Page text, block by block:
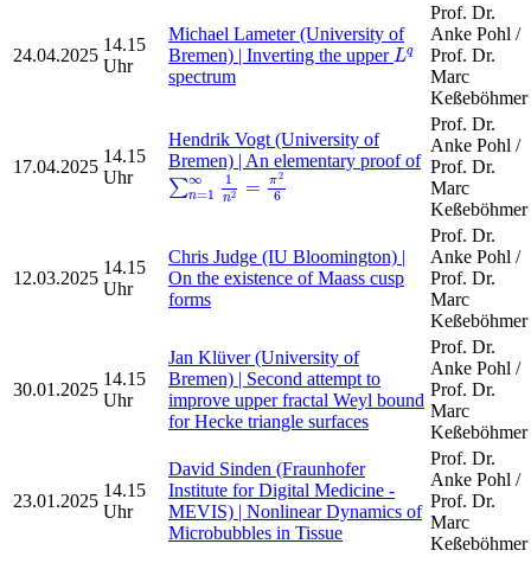
24.04.2025
14.15
Uhr
Michael Lameter (University of
Bremen) | Inverting the upperLq
Lq
spectrum
Prof. Dr.
Anke Pohl /
Prof. Dr.
Marc
Keßeböhmer
17.04.2025
14.15
Uhr
Hendrik Vogt (University of
Bremen) | An elementary proof of
∑∞
n=1
1
n2 = π2
6
∑n=1∞1n2=π26
Prof. Dr.
Anke Pohl /
Prof. Dr.
Marc
Keßeböhmer
12.03.2025
14.15
Uhr
Chris Judge (IU Bloomington) |
On the existence of Maass cusp
forms
Prof. Dr.
Anke Pohl /
Prof. Dr.
Marc
Keßeböhmer
30.01.2025
14.15
Uhr
Jan Klüver (University of
Bremen) | Second attempt to
improve upper fractal Weyl bound
for Hecke triangle surfaces
Prof. Dr.
Anke Pohl /
Prof. Dr.
Marc
Keßeböhmer
23.01.2025
14.15
Uhr
David Sinden (Fraunhofer
Institute for Digital Medicine -
MEVIS) | Nonlinear Dynamics of
Microbubbles in Tissue
Prof. Dr.
Anke Pohl /
Prof. Dr.
Marc
Keßeböhmer